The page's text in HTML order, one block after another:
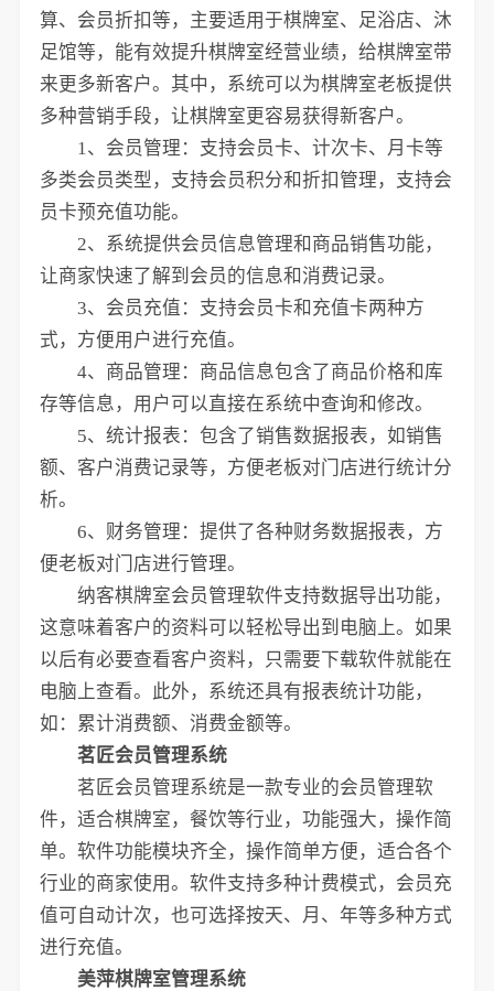
算、会员折扣等，主要适用于棋牌室、足浴店、沐
足馆等，能有效提升棋牌室经营业绩，给棋牌室带
来更多新客户。其中，系统可以为棋牌室老板提供
多种营销手段，让棋牌室更容易获得新客户。
1、会员管理：支持会员卡、计次卡、月卡等
多类会员类型，支持会员积分和折扣管理，支持会
员卡预充值功能。
2、系统提供会员信息管理和商品销售功能，
让商家快速了解到会员的信息和消费记录。
3、会员充值：支持会员卡和充值卡两种方
式，方便用户进行充值。
4、商品管理：商品信息包含了商品价格和库
存等信息，用户可以直接在系统中查询和修改。
5、统计报表：包含了销售数据报表，如销售
额、客户消费记录等，方便老板对门店进行统计分
析。
6、财务管理：提供了各种财务数据报表，方
便老板对门店进行管理。
纳客棋牌室会员管理软件支持数据导出功能，
这意味着客户的资料可以轻松导出到电脑上。如果
以后有必要查看客户资料，只需要下载软件就能在
电脑上查看。此外，系统还具有报表统计功能，
如：累计消费额、消费金额等。
茗匠会员管理系统
茗匠会员管理系统是一款专业的会员管理软
件，适合棋牌室，餐饮等行业，功能强大，操作简
单。软件功能模块齐全，操作简单方便，适合各个
行业的商家使用。软件支持多种计费模式，会员充
值可自动计次，也可选择按天、月、年等多种方式
进行充值。
美萍棋牌室管理系统